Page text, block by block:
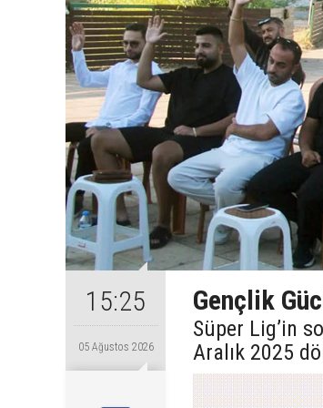
15:25
05 Ağustos 2026
Gençlik
Süper Lig’in
Aralık 2025